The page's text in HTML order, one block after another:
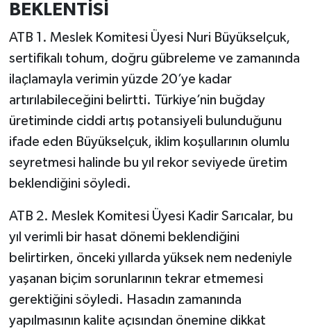
BEKLENTİSİ
ATB 1. Meslek Komitesi Üyesi Nuri Büyükselçuk,
sertifikalı tohum, doğru gübreleme ve zamanında
ilaçlamayla verimin yüzde 20’ye kadar
artırılabileceğini belirtti. Türkiye’nin buğday
üretiminde ciddi artış potansiyeli bulunduğunu
ifade eden Büyükselçuk, iklim koşullarının olumlu
seyretmesi halinde bu yıl rekor seviyede üretim
beklendiğini söyledi.
ATB 2. Meslek Komitesi Üyesi Kadir Sarıcalar, bu
yıl verimli bir hasat dönemi beklendiğini
belirtirken, önceki yıllarda yüksek nem nedeniyle
yaşanan biçim sorunlarının tekrar etmemesi
gerektiğini söyledi. Hasadın zamanında
yapılmasının kalite açısından önemine dikkat